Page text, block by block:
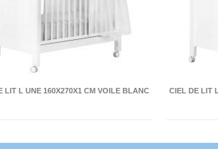
LIT L UNE 160X270X1 CM VOILE BLANC CIEL DE LIT